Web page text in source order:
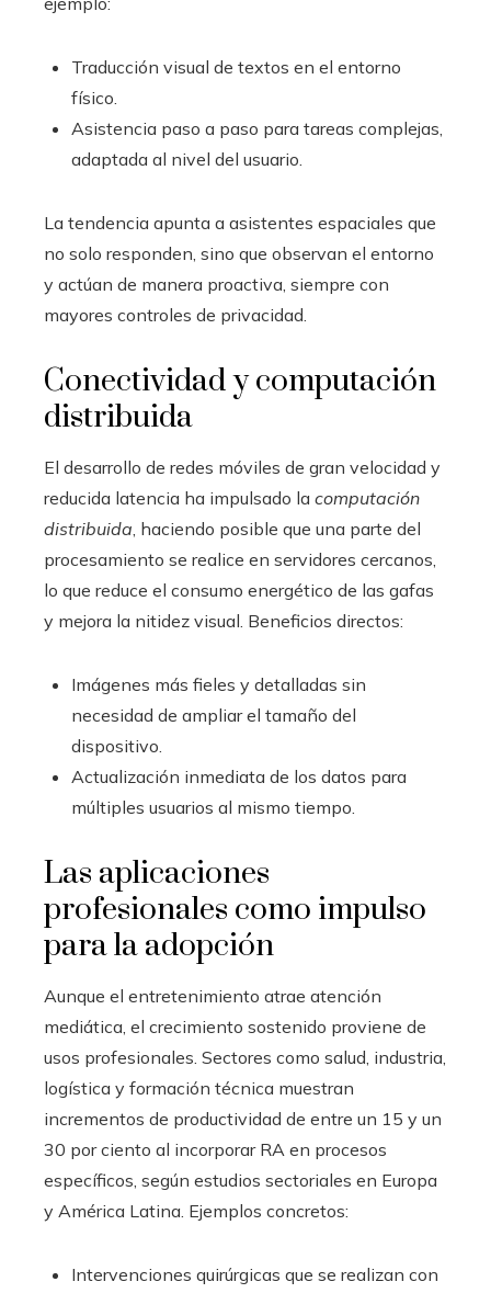
Traducción visual de textos en el entorno
físico.
Asistencia paso a paso para tareas complejas,
adaptada al nivel del usuario.
La tendencia apunta a asistentes espaciales que
no solo responden, sino que observan el entorno
y actúan de manera proactiva, siempre con
mayores controles de privacidad.
Conectividad y computación
distribuida
El desarrollo de redes móviles de gran velocidad y
reducida latencia ha impulsado la computación
distribuida, haciendo posible que una parte del
procesamiento se realice en servidores cercanos,
lo que reduce el consumo energético de las gafas
y mejora la nitidez visual. Beneficios directos:
Imágenes más fieles y detalladas sin
necesidad de ampliar el tamaño del
dispositivo.
Actualización inmediata de los datos para
múltiples usuarios al mismo tiempo.
Las aplicaciones
profesionales como impulso
para la adopción
Aunque el entretenimiento atrae atención
mediática, el crecimiento sostenido proviene de
usos profesionales. Sectores como salud, industria,
logística y formación técnica muestran
incrementos de productividad de entre un 15 y un
30 por ciento al incorporar RA en procesos
específicos, según estudios sectoriales en Europa
y América Latina. Ejemplos concretos:
Intervenciones quirúrgicas que se realizan con